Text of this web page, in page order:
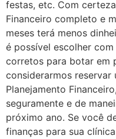
festas, etc. Com
Financeiro completo e
meses terá menos
é possível escolher
corretos para botar em
considerarmos reservar
Planejamento
seguramente e de
próximo ano. Se você
finanças para sua